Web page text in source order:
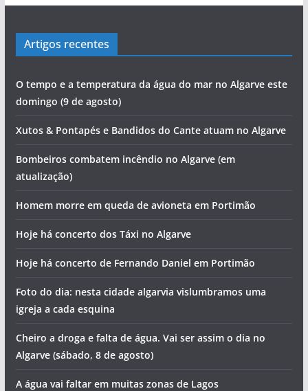
Artigos recentes
O tempo e a temperatura da água do mar no Algarve este
domingo (9 de agosto)
Xutos & Pontapés e Bandidos do Cante atuam no Algarve
Bombeiros combatem incêndio no Algarve (em
atualização)
Homem morre em queda de avioneta em Portimão
Hoje há concerto dos Táxi no Algarve
Hoje há concerto de Fernando Daniel em Portimão
Foto do dia: nesta cidade algarvia vislumbramos uma
igreja a cada esquina
Cheiro a droga e falta de água. Vai ser assim o dia no
Algarve (sábado, 8 de agosto)
A água vai faltar em muitas zonas de Lagos